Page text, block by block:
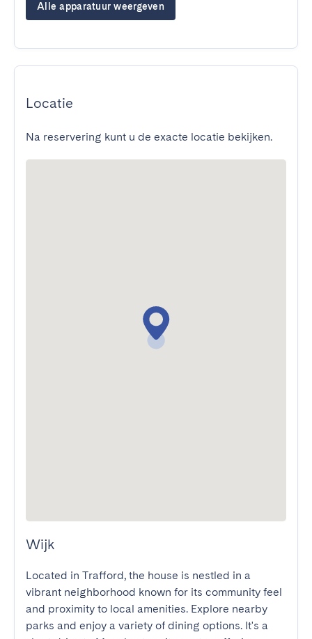
Alle apparatuur weergeven
Locatie
Na reservering kunt u de exacte locatie bekijken.
Wijk
Located in Trafford, the house is nestled in a
vibrant neighborhood known for its community feel
and proximity to local amenities. Explore nearby
parks and enjoy a variety of dining options. It's a